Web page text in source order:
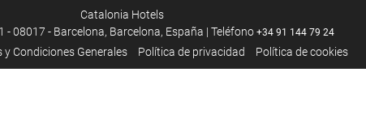
Catalonia Hotels
- 08017 - Barcelona, Barcelona, España | Teléfono +34 91 144 79 24
y Condiciones Generales Política de privacidad Política de cookies